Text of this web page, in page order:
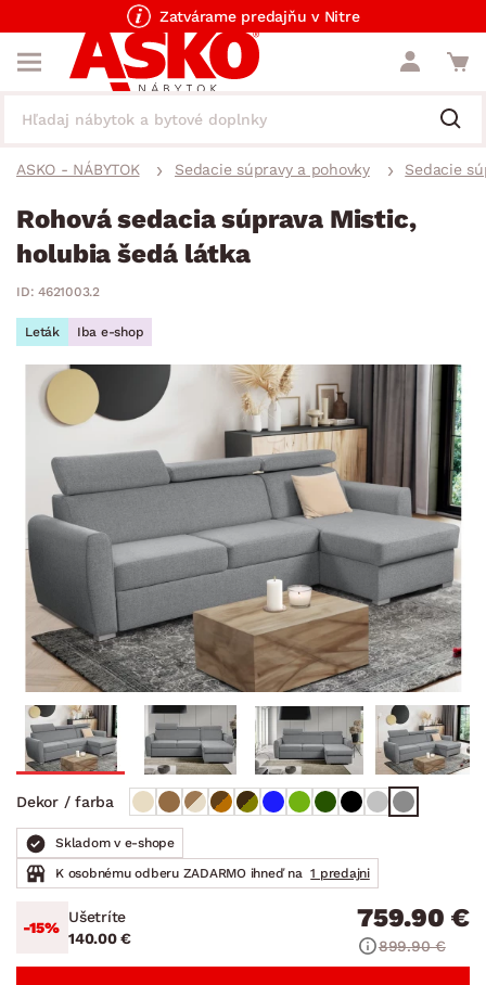
Zatvárame predajňu v Nitre
ASKO - NÁBYTOK Sedacie súpravy a pohovky Sedacie
Rohová sedacia súprava Mistic,
holubia šedá látka
ID: 4621003.2
Leták Iba e-shop
Dekor / farba
Skladom v e-shope
K osobnému odberu ZADARMO ihneď na 1 predajni
-15%
Ušetríte
140.00 €
759.90 €
899.90 €